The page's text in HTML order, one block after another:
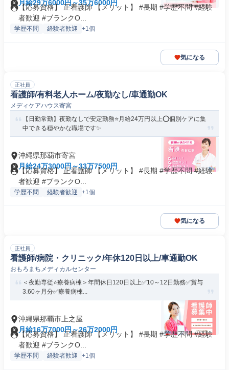
月給29万6000円～35万6000円
【応募資格】 正看護師 【メリット】 #長期 #学歴不問 #経験
者歓迎 #ブランクO...
学歴不問 経験者歓迎 +1個
気になる
正社員
看護師/有料老人ホーム/夜勤なし/車通勤OK
メディケアハウス寄宮
【日勤常勤】夜勤なしで安定勤務⭐月給24万円以上⭕個別ケアに集
中できる穏やかな職場です✨
沖縄県那覇市寄宮
月給24万3000円～33万7500円
【応募資格】 正看護師 【メリット】 #長期 #学歴不問 #経験
者歓迎 #ブランクO...
学歴不問 経験者歓迎 +1個
気になる
正社員
看護師/病院・クリニック/年休120日以上/車通勤OK
おもろまちメディカルセンター
＜夜勤専従⭐療養病棟＞年間休日120日以上✅10～12日勤務✅賞与
3.60ヶ月分✅療養病棟...
沖縄県那覇市上之屋
月給16万7000円～26万2000円
【応募資格】 正看護師 【メリット】 #長期 #学歴不問 #経験
者歓迎 #ブランクO...
学歴不問 経験者歓迎 +1個